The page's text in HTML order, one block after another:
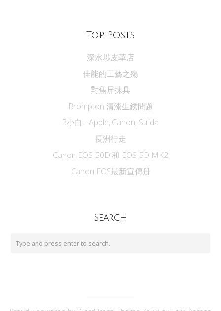
Top Posts
深水埗皮革店
佳能的工藝之殤
對焦屏抹具
Brompton 清漆生銹問題
3小白 - Apple, Canon, Strida
長洲行走
Canon EOS-50D 和 EOS-5D MK2
Canon EOS最新宣傳册
Search